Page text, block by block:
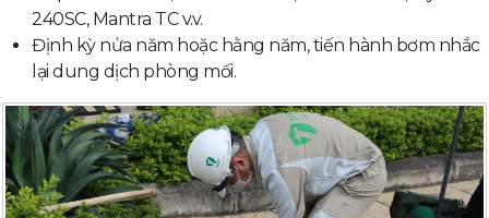
240SC, Mantra TC v.v.
Định kỳ nửa năm hoặc hằng năm, tiến hành bơm nhắc
lại dung dịch phòng mối.